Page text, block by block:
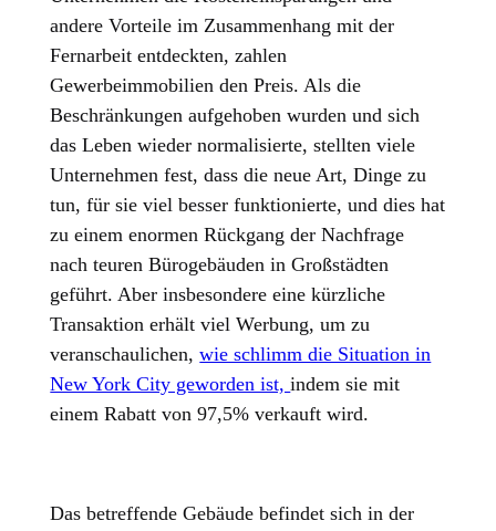
andere Vorteile im Zusammenhang mit der
Fernarbeit entdeckten, zahlen
Gewerbeimmobilien den Preis. Als die
Beschränkungen aufgehoben wurden und sich
das Leben wieder normalisierte, stellten viele
Unternehmen fest, dass die neue Art, Dinge zu
tun, für sie viel besser funktionierte, und dies hat
zu einem enormen Rückgang der Nachfrage
nach teuren Bürogebäuden in Großstädten
geführt. Aber insbesondere eine kürzliche
Transaktion erhält viel Werbung, um zu
veranschaulichen,wie schlimm die Situation in
New York City geworden ist,indem sie mit
einem Rabatt von 97,5% verkauft wird.
Das betreffende Gebäude befindet sich in der